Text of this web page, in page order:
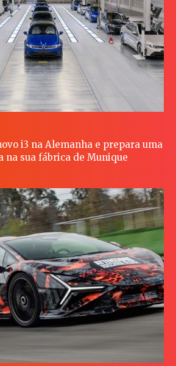
i3 na Alemanha e prepara uma
na sua fábrica de Munique